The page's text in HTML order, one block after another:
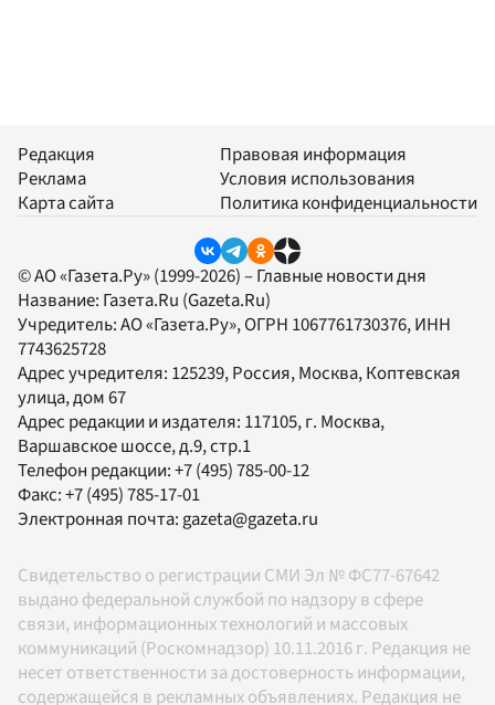
Редакция
Реклама
Карта сайта
Правовая информация
Условия использования
Политика конфиденциальности
© АО «Газета.Ру» (1999-2026) – Главные новости дня
Название: Газета.Ru (Gazeta.Ru)
Учредитель:АО «Газета.Ру», ОГРН 1067761730376, ИНН
7743625728
Адрес учредителя: 125239, Россия, Москва, Коптевская
улица, дом 67
Адрес редакции и издателя: 117105, г. Москва,
Варшавское шоссе, д.9, стр.1
Телефон редакции:+7 (495) 785-00-12
Факс:+7 (495) 785-17-01
Электронная почта: gazeta@gazeta.ru
Свидетельство о регистрации СМИ Эл № ФС77-67642
выдано федеральной службой по надзору в сфере
связи, информационных технологий и массовых
коммуникаций (Роскомнадзор) 10.11.2016 г. Редакция не
несет ответственности за достоверность информации,
содержащейся в рекламных объявлениях. Редакция не